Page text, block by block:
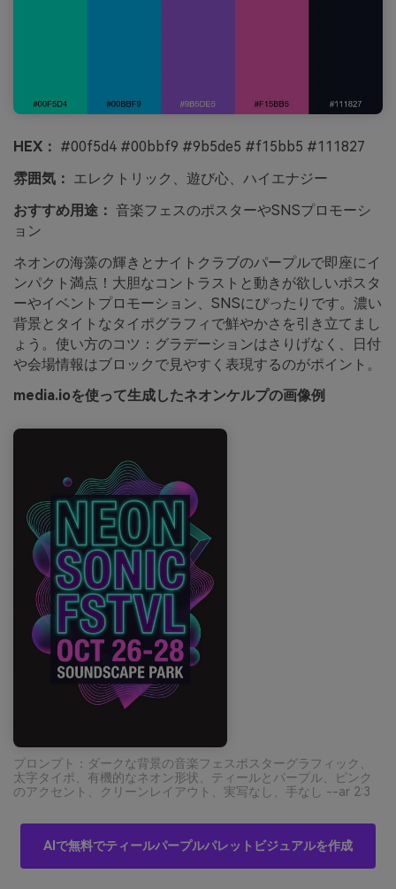
HEX： #00f5d4 #00bbf9 #9b5de5 #f15bb5 #111827
雰囲気： エレクトリック、遊び心、ハイエナジー
おすすめ用途： 音楽フェスのポスターやSNSプロモーシ
ョン
ネオンの海藻の輝きとナイトクラブのパープルで即座にイ
ンパクト満点！大胆なコントラストと動きが欲しいポスタ
ーやイベントプロモーション、SNSにぴったりです。濃い
背景とタイトなタイポグラフィで鮮やかさを引き立てまし
ょう。使い方のコツ：グラデーションはさりげなく、日付
や会場情報はブロックで見やすく表現するのがポイント。
media.ioを使って生成したネオンケルプの画像例
プロンプト：ダークな背景の音楽フェスポスターグラフィック、
太字タイポ、有機的なネオン形状、ティールとパープル、ピンク
のアクセント、クリーンレイアウト、実写なし、手なし --ar 2:3
AIで無料でティールパープルパレットビジュアルを作成